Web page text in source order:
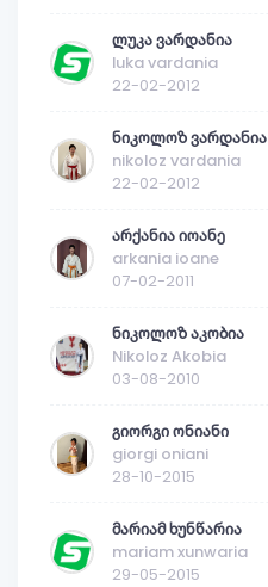
ლუკა ვარდანია
luka vardania
22-02-2012
ნიკოლოზ ვარდანია
nikoloz vardania
22-02-2012
არქანია იოანე
arkania ioane
07-02-2011
ნიკოლოზ აკობია
Nikoloz Akobia
03-08-2010
გიორგი ონიანი
giorgi oniani
28-10-2015
მარიამ ხუნწარია
mariam xunwaria
29-05-2015